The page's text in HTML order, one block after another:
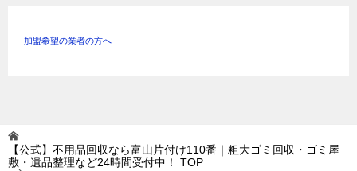
加盟希望の業者の方へ
【公式】不用品回収なら富山片付け110番｜粗大ゴミ回収・ゴミ屋
敷・遺品整理など24時間受付中！
TOP